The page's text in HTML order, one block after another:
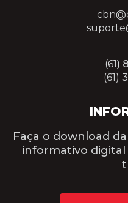
Faça o download
informativo
(61)
(61)